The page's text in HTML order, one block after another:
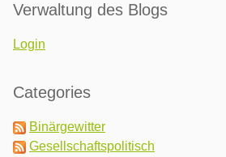
Verwaltung des Blogs
Login
Categories
Binärgewitter
Gesellschaftspolitisch